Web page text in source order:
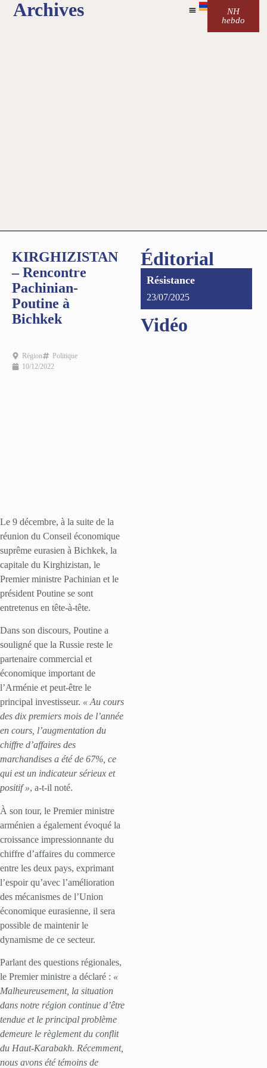
Archives
NH
hebdo
KIRGHIZISTAN
– Rencontre
Pachinian-
Poutine à
Bichkek
Région
Politique
10/12/2022
Le 9 décembre, à la suite de la
réunion du Conseil économique
suprême eurasien à Bichkek, la
capitale du Kirghizistan, le
Premier ministre Pachinian et le
président Poutine se sont
entretenus en tête-à-tête.
Dans son discours, Poutine a
souligné que la Russie reste le
partenaire commercial et
économique important de
l’Arménie et peut-être le
principal investisseur. « Au cours
des dix premiers mois de l’année
en cours, l’augmentation du
chiffre d’affaires des
marchandises a été de 67%, ce
qui est un indicateur sérieux et
positif », a-t-il noté.
À son tour, le Premier ministre
arménien a également évoqué la
croissance impressionnante du
chiffre d’affaires du commerce
entre les deux pays, exprimant
l’espoir qu’avec l’amélioration
des mécanismes de l’Union
économique eurasienne, il sera
possible de maintenir le
dynamisme de ce secteur.
Parlant des questions régionales,
le Premier ministre a déclaré : «
Malheureusement, la situation
dans notre région continue d’être
tendue et le principal problème
demeure le règlement du conflit
du Haut-Karabakh. Récemment,
nous avons été témoins de
Éditorial
Résistance
23/07/2025
Vidéo